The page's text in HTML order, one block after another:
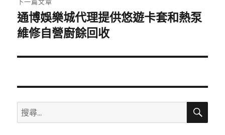
下
一
文
通博娛樂城代理提供悠遊卡套和熱泵
維修自營廚餘回收
搜
尋
搜